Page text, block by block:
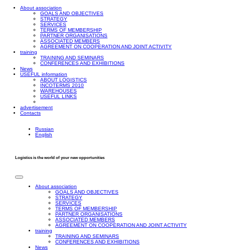
About association
GOALS AND OBJECTIVES
STRATEGY
SERVICES
TERMS OF MEMBERSHIP
PARTNER ORGANISATIONS
ASSOCIATED MEMBERS
AGREEMENT ON COOPERATION AND JOINT ACTIVITY
training
TRAINING AND SEMINARS
CONFERENCES AND EXHIBITIONS
News
USEFUL information
ABOUT LOGISTICS
INCOTERMS 2010
WAREHOUSES
USEFUL LINKS
advertisement
Contacts
Russian
English
Logistics is the world of your new opportunities
About association
GOALS AND OBJECTIVES
STRATEGY
SERVICES
TERMS OF MEMBERSHIP
PARTNER ORGANISATIONS
ASSOCIATED MEMBERS
AGREEMENT ON COOPERATION AND JOINT ACTIVITY
training
TRAINING AND SEMINARS
CONFERENCES AND EXHIBITIONS
News